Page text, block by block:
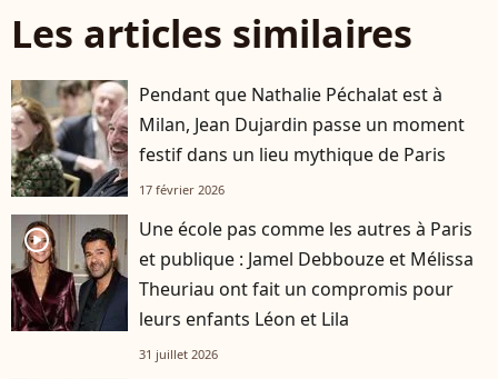
Les articles similaires
Pendant que Nathalie Péchalat est à
Milan, Jean Dujardin passe un moment
festif dans un lieu mythique de Paris
17 février 2026
player2
Une école pas comme les autres à Paris
et publique : Jamel Debbouze et Mélissa
Theuriau ont fait un compromis pour
leurs enfants Léon et Lila
31 juillet 2026